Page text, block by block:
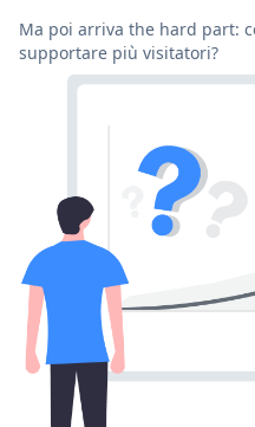
Ma poi arriva the hard part:
supportare più visitatori?